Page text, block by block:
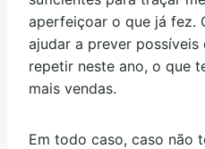
aperfeiçoar o que já fez.
ajudar a prever possíveis
repetir neste ano, o que
mais vendas.
Em todo caso, caso não